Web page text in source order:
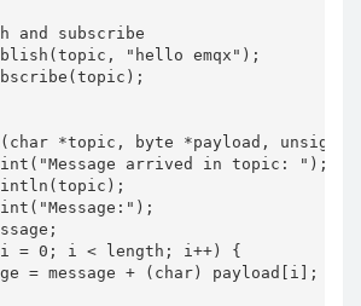
and subscribe
"hello emqx");
*topic, byte *payload,
arrived in topic: ");
= 0; i < length; i++) {
= message + (char) payload[i];